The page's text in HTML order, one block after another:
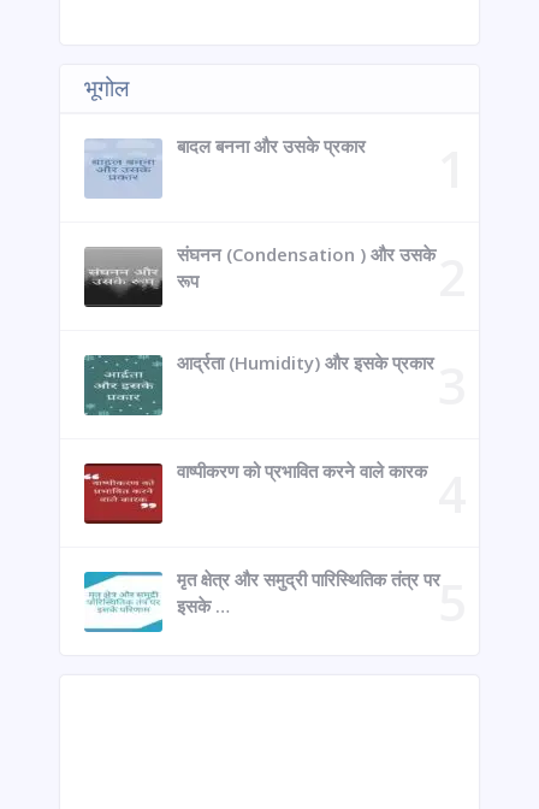
भूगोल
बादल बनना और उसके प्रकार
संघनन (Condensation ) और उसके
रूप
आर्द्रता (Humidity) और इसके प्रकार
वाष्पीकरण को प्रभावित करने वाले कारक
मृत क्षेत्र और समुद्री पारिस्थितिक तंत्र पर
इसके …